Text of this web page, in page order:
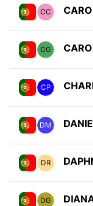
CC
CG
CP
DM
DR
DG